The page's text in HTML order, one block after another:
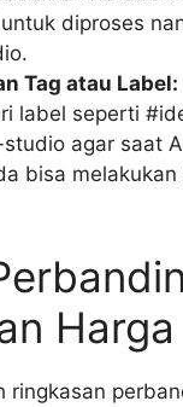
untuk diproses
Tag atau Label:
label seperti
agar saat
bisa
Harga
ringkasan